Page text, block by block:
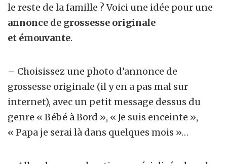
le reste de la famille ? Voici une idée pour une
annonce de grossesse originale
et émouvante.
– Choisissez une photo d’annonce de
grossesse originale (il y en a pas mal sur
internet), avec un petit message dessus du
genre « Bébé à Bord », « Je suis enceinte »,
« Papa je serai là dans quelques mois »…